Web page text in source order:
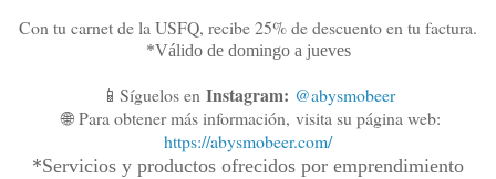
Con tu carnet de la USFQ, recibe 25% de descuento en tu factura.
*Válido de domingo a jueves
📱Síguelos en Instagram: @abysmobeer
🌐Para obtener más información, visita su página web:
https://abysmobeer.com/
*Servicios y productos ofrecidos por emprendimiento